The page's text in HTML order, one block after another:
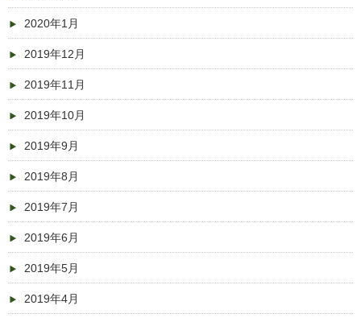
2020年1月
2019年12月
2019年11月
2019年10月
2019年9月
2019年8月
2019年7月
2019年6月
2019年5月
2019年4月